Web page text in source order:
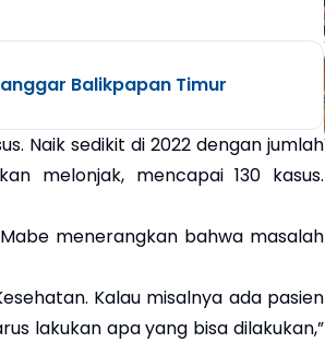
Balikpapan Timur
Naik sedikit di 2022 dengan jumlah
melonjak, mencapai 130 kasus.
menerangkan bahwa masalah
Kalau misalnya ada pasien
lakukan apa yang bisa dilakukan,”